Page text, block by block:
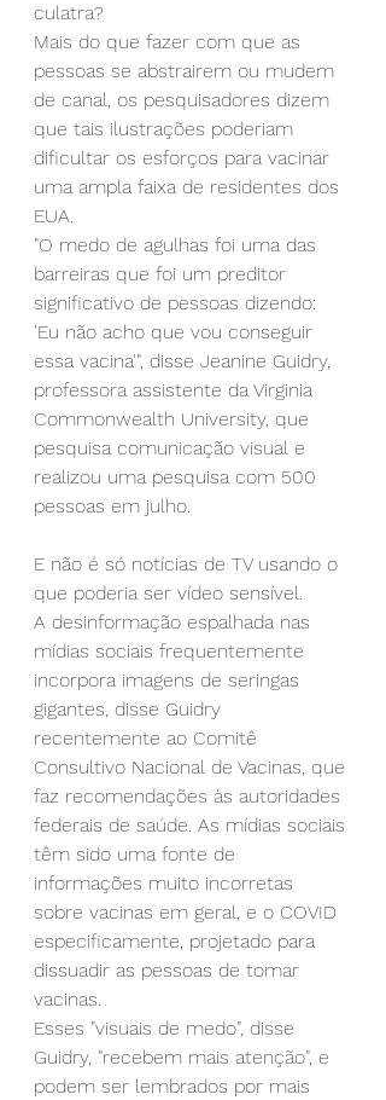
culatra?
Mais do que fazer com que as
pessoas se abstrairem ou mudem
de canal, os pesquisadores dizem
que tais ilustrações poderiam
dificultar os esforços para vacinar
uma ampla faixa de residentes dos
EUA.
"O medo de agulhas foi uma das
barreiras que foi um preditor
significativo de pessoas dizendo:
'Eu não acho que vou conseguir
essa vacina'", disse Jeanine Guidry,
professora assistente da Virginia
Commonwealth University, que
pesquisa comunicação visual e
realizou uma pesquisa com 500
pessoas em julho.
E não é só notícias de TV usando o
que poderia ser vídeo sensível.
A desinformação espalhada nas
mídias sociais frequentemente
incorpora imagens de seringas
gigantes, disse Guidry
recentemente ao Comitê
Consultivo Nacional de Vacinas, que
faz recomendações às autoridades
federais de saúde. As mídias sociais
têm sido uma fonte de
informações muito incorretas
sobre vacinas em geral, e o COVID
especificamente, projetado para
dissuadir as pessoas de tomar
vacinas.
Esses "visuais de medo", disse
Guidry, "recebem mais atenção", e
podem ser lembrados por mais